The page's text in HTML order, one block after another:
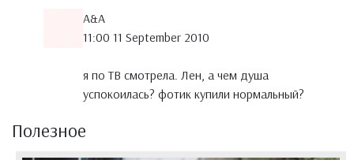
A&A
11:00 11 September 2010
я по ТВ смотрела. Лен, а чем душа
успокоилась? фотик купили нормальный?
Полезное